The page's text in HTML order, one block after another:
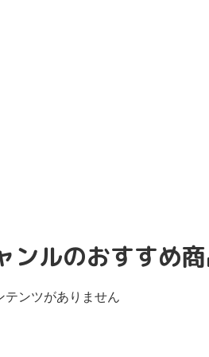
ンルのおすすめ
テンツがありません